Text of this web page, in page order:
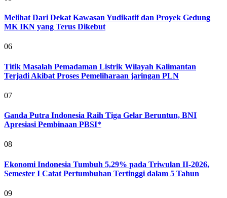
Melihat Dari Dekat Kawasan Yudikatif dan Proyek Gedung
MK IKN yang Terus Dikebut
06
Titik Masalah Pemadaman Listrik Wilayah Kalimantan
Terjadi Akibat Proses Pemeliharaan jaringan PLN
07
Ganda Putra Indonesia Raih Tiga Gelar Beruntun, BNI
Apresiasi Pembinaan PBSI*
08
Ekonomi Indonesia Tumbuh 5,29% pada Triwulan II-2026,
Semester I Catat Pertumbuhan Tertinggi dalam 5 Tahun
09